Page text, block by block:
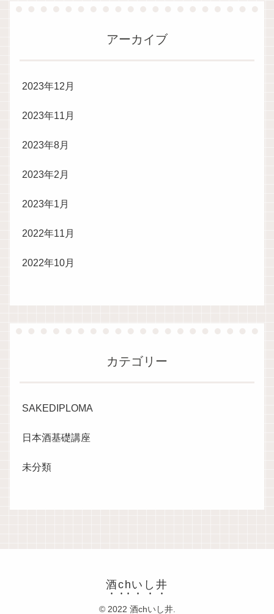
アーカイブ
2023年12月
2023年11月
2023年8月
2023年2月
2023年1月
2022年11月
2022年10月
カテゴリー
SAKEDIPLOMA
日本酒基礎講座
未分類
酒chいし井
© 2022 酒chいし井.